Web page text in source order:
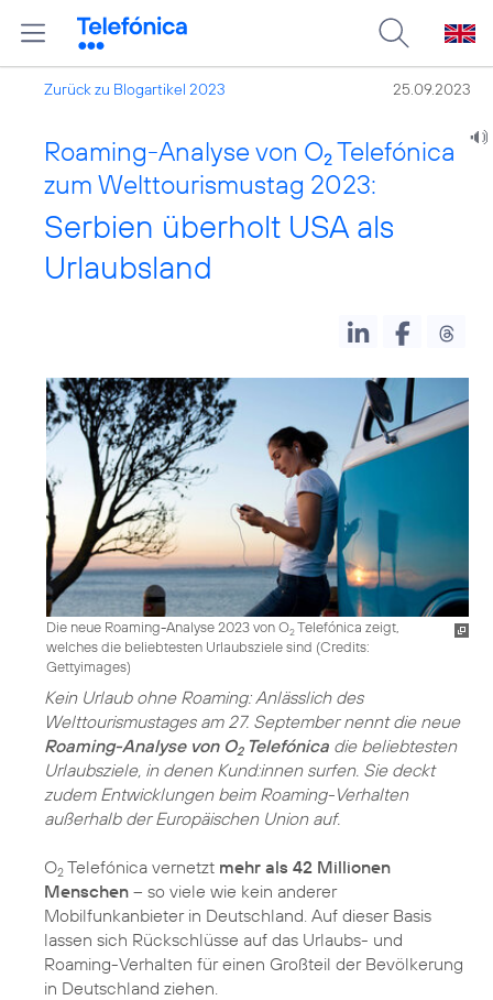
Zurück zu Blogartikel 2023 25.09.2023
Roaming-Analyse von O2 Telefónica
zum Welttourismustag 2023:
Serbien überholt USA als
Urlaubsland
Die neue Roaming-Analyse 2023 von O2Telefónica zeigt,
welches die beliebtesten Urlaubsziele sind (Credits:
Gettyimages)
Kein Urlaub ohne Roaming: Anlässlich des
Welttourismustages am 27. September nennt die neue
Roaming-Analyse von O2Telefónica die beliebtesten
Urlaubsziele, in denen Kund:innen surfen. Sie deckt
zudem Entwicklungen beim Roaming-Verhalten
außerhalb der Europäischen Union auf.
O2 Telefónica vernetzt mehr als 42 Millionen
Menschen – so viele wie kein anderer
Mobilfunkanbieter in Deutschland. Auf dieser Basis
lassen sich Rückschlüsse auf das Urlaubs- und
Roaming-Verhalten für einen Großteil der Bevölkerung
in Deutschland ziehen.